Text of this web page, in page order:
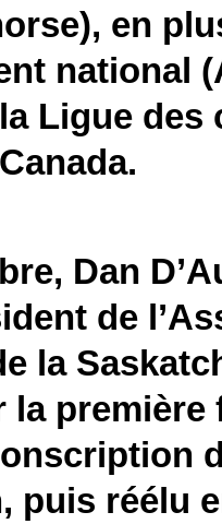
en
national
Ligue des
Dan
de
la
la première
puis réélu